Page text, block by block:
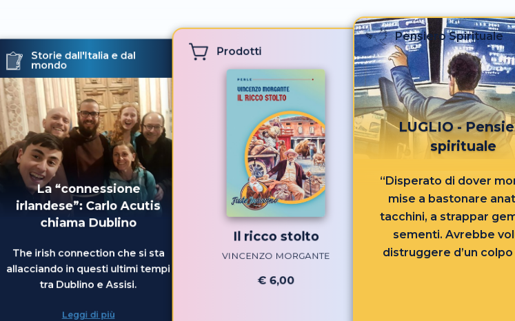
Storie dall'Italia e dal
mondo
La “connessione
irlandese”: Carlo Acutis
chiama Dublino
The irish connection che si sta
allacciando in questi ultimi tempi
tra Dublino e Assisi.
Leggi di più
Prodotti
Il ricco stolto
VINCENZO MORGANTE
€ 6,00
Pensiero Spirituale
LUGLIO -
spirituale
“Disperato di dover
mise a bastonare
tacchini, a strappar
sementi. Avrebbe
distruggere d’un